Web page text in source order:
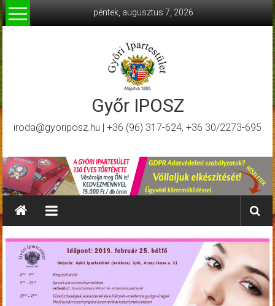
Skip
to
content
péntek, augusztus 7, 2026
Győr IPOSZ
iroda@gyoriposz.hu | +36 (96) 317-624, +36 30/2273-695